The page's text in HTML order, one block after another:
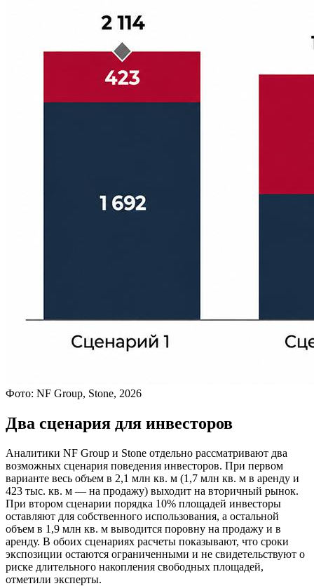
Фото: NF Group, Stone, 2026
Два сценария для инвесторов
Аналитики NF Group и Stone отдельно рассматривают два
возможных сценария поведения инвесторов. При первом
варианте весь объем в 2,1 млн кв. м (1,7 млн кв. м в аренду и
423 тыс. кв. м — на продажу) выходит на вторичный рынок.
При втором сценарии порядка 10% площадей инвесторы
оставляют для собственного использования, а остальной
объем в 1,9 млн кв. м выводится поровну на продажу и в
аренду. В обоих сценариях расчеты показывают, что сроки
экспозиции остаются ограниченными и не свидетельствуют о
риске длительного накопления свободных площадей,
отметили эксперты.